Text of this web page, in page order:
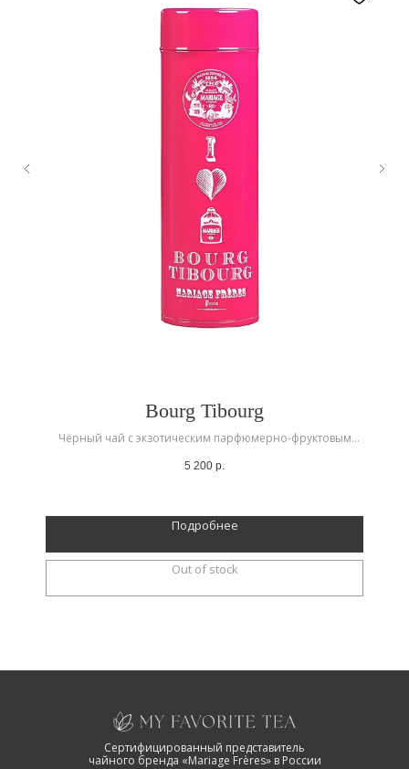
Bourg Tibourg
Чёрный чай с экзотическим парфюмерно-фруктовым
5 200 р.
Подробнее
Out of stock
Сертифицированный представитель
чайного бренда «Mariage Frères» в России